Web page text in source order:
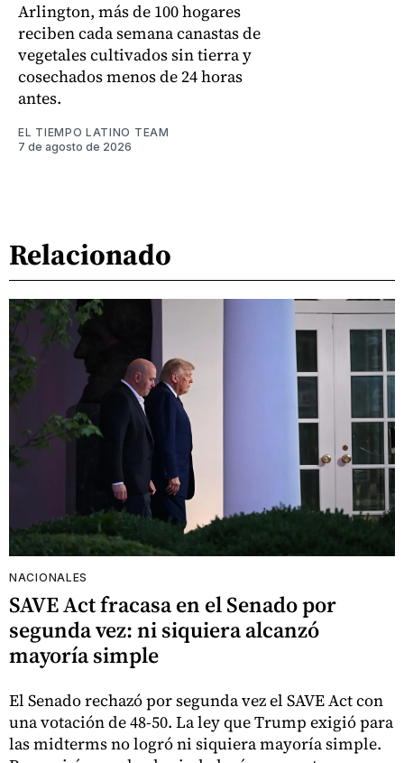
Arlington, más de 100 hogares
reciben cada semana canastas de
vegetales cultivados sin tierra y
cosechados menos de 24 horas
antes.
EL TIEMPO LATINO TEAM
7 de agosto de 2026
Relacionado
NACIONALES
SAVE Act fracasa en el Senado por
segunda vez: ni siquiera alcanzó
mayoría simple
El Senado rechazó por segunda vez el SAVE Act con
una votación de 48-50. La ley que Trump exigió para
las midterms no logró ni siquiera mayoría simple.